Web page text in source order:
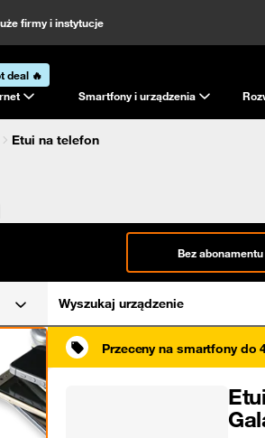
firmy i instytucje
deal 🔥
Smartfony i urządzenia
Etui na telefon
Bez abonamentu
Wyszukaj urządzenie
Przeceny na smartfony do